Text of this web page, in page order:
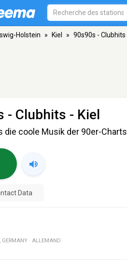
Holstein » Kiel » 90s90s - Clubhits
- Clubhits - Kiel
die coole Musik der 90er-Charts
Data
, GERMANY · ALLEMAND